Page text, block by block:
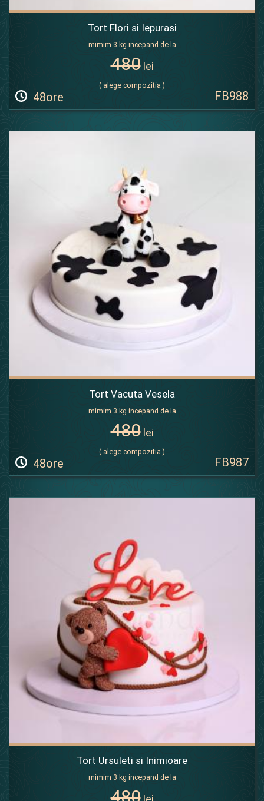
Tort Flori si Iepurasi
mimim 3 kg incepand de la
480lei
( alege compozitia )
48ore FB988
Tort Vacuta Vesela
mimim 3 kg incepand de la
480lei
( alege compozitia )
48ore FB987
Tort Ursuleti si Inimioare
mimim 3 kg incepand de la
480